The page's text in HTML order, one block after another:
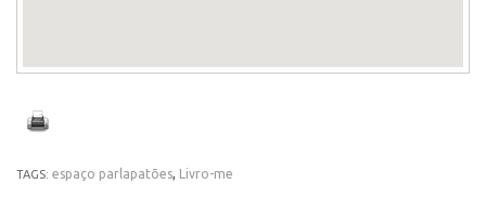
TAGS: espaço parlapatões, Livro-me